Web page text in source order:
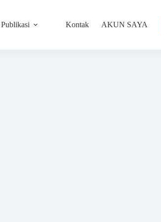
Publikasi Kontak AKUN SAYA